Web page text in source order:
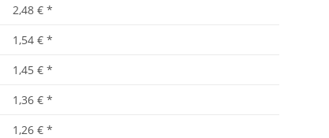
2,48 € *
1,54 € *
1,45 € *
1,36 € *
1,26 € *